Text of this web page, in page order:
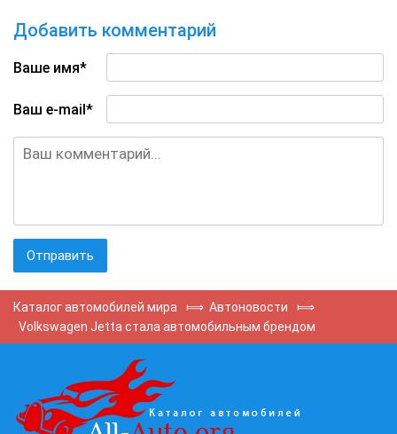
Добавить комментарий
Ваше имя*
Ваш e-mail*
Каталог автомобилей мира ⟾ Автоновости
⟾
Volkswagen Jetta стала автомобильным брендом